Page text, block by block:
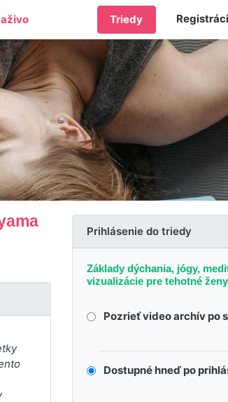
Triedy
Prihlásenie do triedy
Základy dýchania, jógy,
vizualizácie pre tehotné
Pozrieť video archív po
Dostupné hneď po